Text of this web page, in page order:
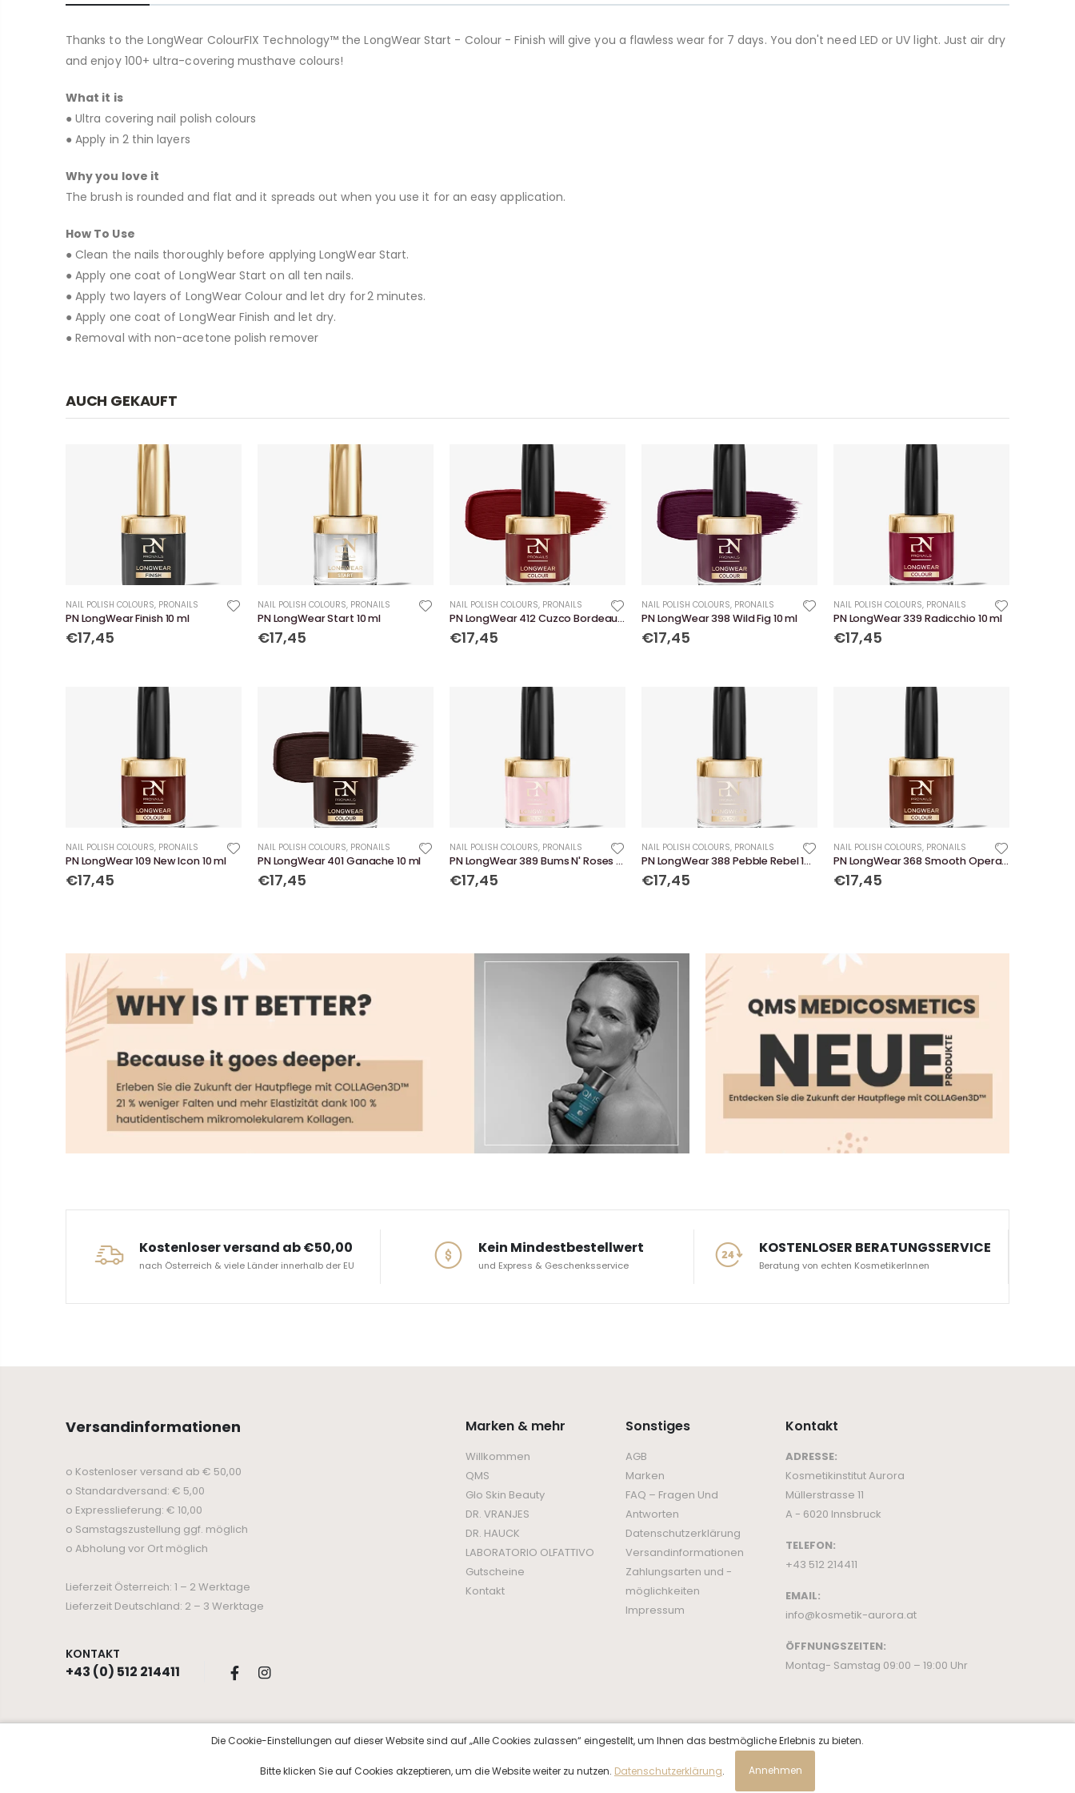
Thanks to the LongWear ColourFIX Technology™ the LongWear Start - Colour - Finish will give you a flawless wear for 7 days. You don't need LED or UV light. Just air dry
and enjoy 100+ ultra-covering musthave colours!
What it is
● Ultra covering nail polish colours
● Apply in 2 thin layers
Why you love it
The brush is rounded and flat and it spreads out when you use it for an easy application.
How To Use
● Clean the nails thoroughly before applying LongWear Start.
● Apply one coat of LongWear Start on all ten nails.
● Apply two layers of LongWear Colour and let dry for 2 minutes.
● Apply one coat of LongWear Finish and let dry.
● Removal with non-acetone polish remover
AUCH GEKAUFT
NAIL POLISH COLOURS, PRONAILS
PN LongWear Finish 10 ml
€17,45
NAIL POLISH COLOURS, PRONAILS
PN LongWear Start 10 ml
€17,45
NAIL POLISH COLOURS, PRONAILS
PN LongWear 412 Cuzco Bordeaux 10 ml
€17,45
NAIL POLISH COLOURS, PRONAILS
PN LongWear 398 Wild Fig 10 ml
€17,45
NAIL POLISH COLOURS, PRONAILS
PN LongWear 339 Radicchio 10 ml
€17,45
NAIL POLISH COLOURS, PRONAILS
PN LongWear 109 New Icon 10 ml
€17,45
NAIL POLISH COLOURS, PRONAILS
PN LongWear 401 Ganache 10 ml
€17,45
NAIL POLISH COLOURS, PRONAILS
PN LongWear 389 Bums N' Roses 10 ml
€17,45
NAIL POLISH COLOURS, PRONAILS
PN LongWear 388 Pebble Rebel 10 ml
€17,45
NAIL POLISH COLOURS, PRONAILS
PN LongWear 368 Smooth Operator 10 ml
€17,45
Kostenloser versand ab €50,00
nach Österreich & viele Länder innerhalb der EU
Kein Mindestbestellwert
und Express & Geschenksservice
KOSTENLOSER BERATUNGSSERVICE
Beratung von echten KosmetikerInnen
Versandinformationen
o Kostenloser versand ab € 50,00
o Standardversand: € 5,00
o Expresslieferung: € 10,00
o Samstagszustellung ggf. möglich
o Abholung vor Ort möglich
Lieferzeit Österreich: 1 – 2 Werktage
Lieferzeit Deutschland: 2 – 3 Werktage
KONTAKT
+43 (0) 512 214411
Marken & mehr
Willkommen
QMS
Glo Skin Beauty
DR. VRANJES
DR. HAUCK
LABORATORIO OLFATTIVO
Gutscheine
Kontakt
Sonstiges
AGB
Marken
FAQ – Fragen Und
Antworten
Datenschutzerklärung
Versandinformationen
Zahlungsarten und -
möglichkeiten
Impressum
Kontakt
ADRESSE:
Kosmetikinstitut Aurora
Müllerstrasse 11
A - 6020 Innsbruck
TELEFON:
+43 512 214411
EMAIL:
info@kosmetik-aurora.at
ÖFFNUNGSZEITEN:
Montag- Samstag 09:00 – 19:00 Uhr
Die Cookie-Einstellungen auf dieser Website sind auf „Alle Cookies zulassen“ eingestellt, um Ihnen das bestmögliche Erlebnis zu bieten.
Bitte klicken Sie auf Cookies akzeptieren, um die Website weiter zu nutzen. Datenschutzerklärung. Annehmen